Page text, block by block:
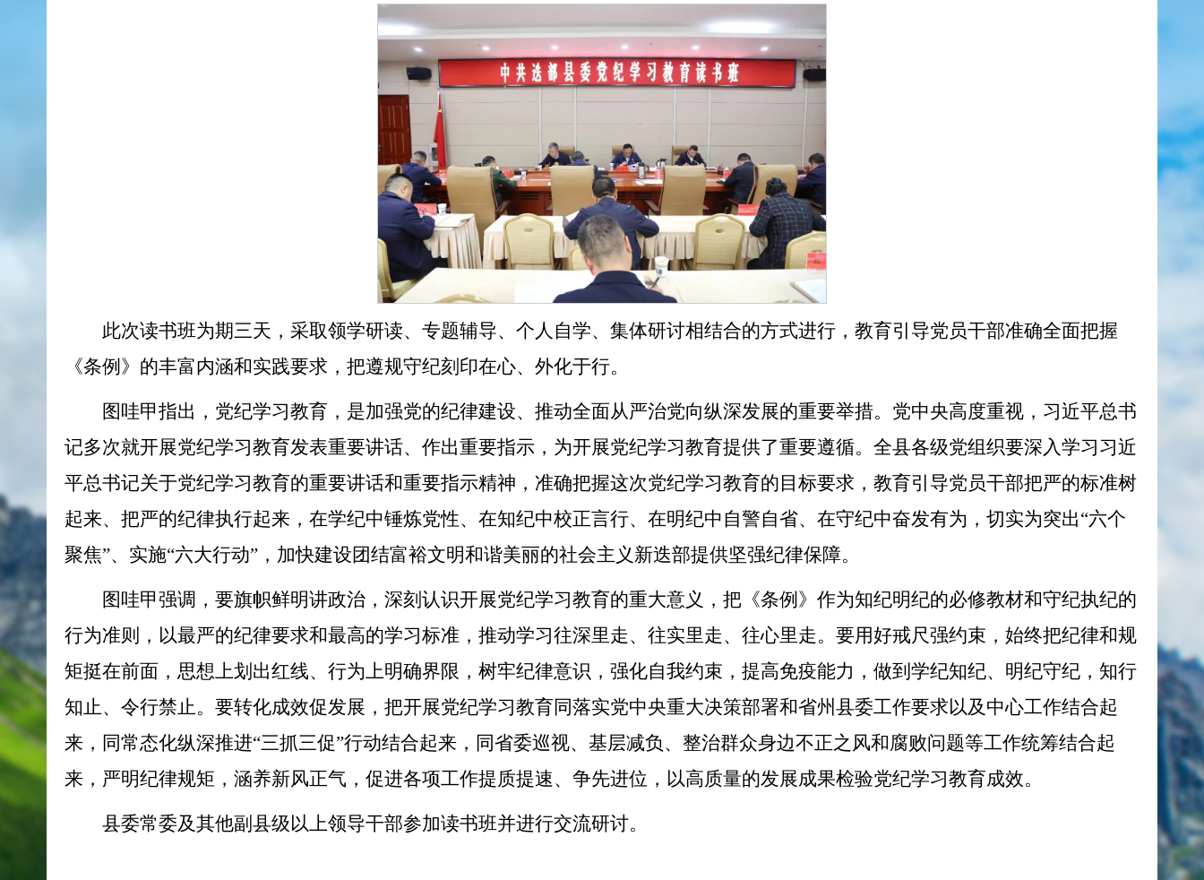
此次读书班为期三天，采取领学研读、专题辅导、个人自学、集体研讨相结合的方式进行，教育引导党员干部准确全面把握
《条例》的丰富内涵和实践要求，把遵规守纪刻印在心、外化于行。
图哇甲指出， 党纪学习教育，是加强党的纪律建设、推动全面从严治党向纵深发展的重要举措。党中央高度重视，习近平总书
记多次就开展党纪学习教育发表重要讲话、作出重要指示，为开展党纪学习教育提供了重要遵循。全县各级党组织要深入学习习近
平总书记关于党纪学习教育的重要讲话和重要指示精神，准确把握这次党纪学习教育的目标要求，教育引导党员干部把严的标准树
起来、把严的纪律执行起来，在学纪中锤炼党性、在知纪中校正言行、在明纪中自警自省、在守纪中奋发有为，切实为突出“六个
聚焦”、实施“六大行动”，加快建设团结富裕文明和谐美丽的社会主义新迭部提供坚强纪律保障。
图哇甲强调， 要旗帜鲜明讲政治，深刻认识开展党纪学习教育的重大意义，把《条例》作为知纪明纪的必修教材和守纪执纪的
行为准则，以最严的纪律要求和最高的学习标准，推动学习往深里走、往实里走、往心里走。要用好戒尺强约束，始终把纪律和规
矩挺在前面，思想上划出红线、行为上明确界限，树牢纪律意识，强化自我约束，提高免疫能力，做到学纪知纪、明纪守纪，知行
知止、令行禁止。要转化成效促发展，把开展党纪学习教育同落实党中央重大决策部署和省州县委工作要求以及中心工作结合起
来，同常态化纵深推进“三抓三促”行动结合起来，同省委巡视、基层减负、整治群众身边不正之风和腐败问题等工作统筹结合起
来，严明纪律规矩，涵养新风正气，促进各项工作提质提速、争先进位，以高质量的发展成果检验党纪学习教育成效。
县委常委及其他副县级以上领导干部参加读书班并进行交流研讨。